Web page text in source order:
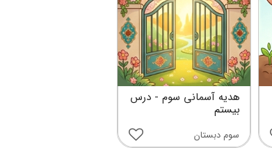
هدیه آسمانی سوم - درس
بیستم
سوم دبستان